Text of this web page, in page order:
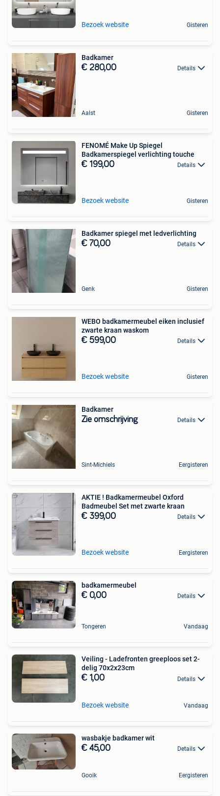
Bezoek website Gisteren
Badkamer
€ 280,00 Details
Aalst Gisteren
FENOMÉ Make Up Spiegel
Badkamerspiegel verlichting touche
€ 199,00 Details
Bezoek website Gisteren
Badkamer spiegel met ledverlichting
€ 70,00 Details
Genk Gisteren
WEBO badkamermeubel eiken inclusief
zwarte kraan waskom
€ 599,00 Details
Bezoek website Gisteren
Badkamer
Zie omschrijving Details
Sint-Michiels Eergisteren
AKTIE ! Badkamermeubel Oxford
Badmeubel Set met zwarte kraan
€ 399,00 Details
Bezoek website Eergisteren
badkamermeubel
€ 0,00 Details
Tongeren Vandaag
Veiling - Ladefronten greeploos set 2-
delig 70x2x23cm
€ 1,00 Details
Bezoek website Vandaag
wasbakje badkamer wit
€ 45,00 Details
Gooik Eergisteren